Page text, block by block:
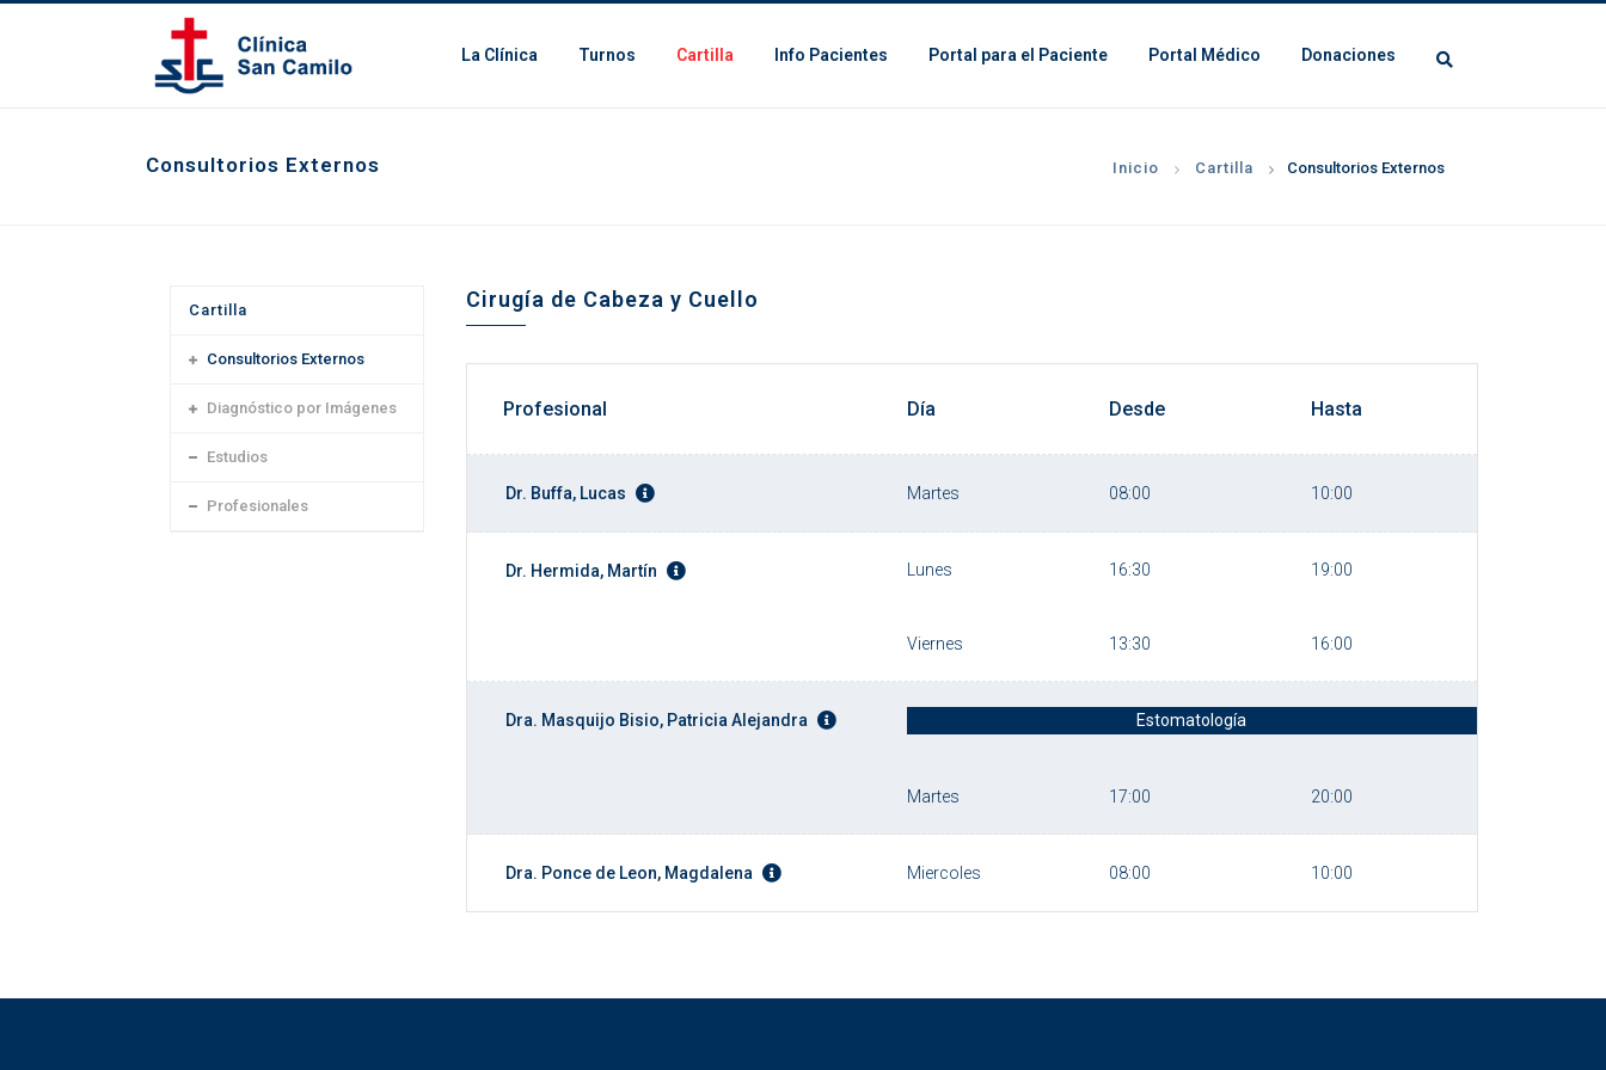
La Clínica Turnos Cartilla Info Pacientes Portal para el Paciente Portal Médico Donaciones
Consultorios Externos Inicio Cartilla Consultorios Externos
Cartilla
Consultorios Externos
Diagnóstico por Imágenes
Estudios
Profesionales
Cirugía de Cabeza y Cuello
Profesional Día Desde Hasta
Dr. Buffa, Lucas Martes 08:00 10:00
Dr. Hermida, Martín Lunes 16:30 19:00
Viernes 13:30 16:00
Dra. Masquijo Bisio, Patricia Alejandra Estomatología
Martes 17:00 20:00
Dra. Ponce de Leon, Magdalena Miercoles 08:00 10:00